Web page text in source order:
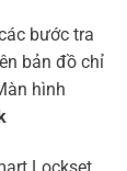
bước tra
bản đồ chỉ
hình